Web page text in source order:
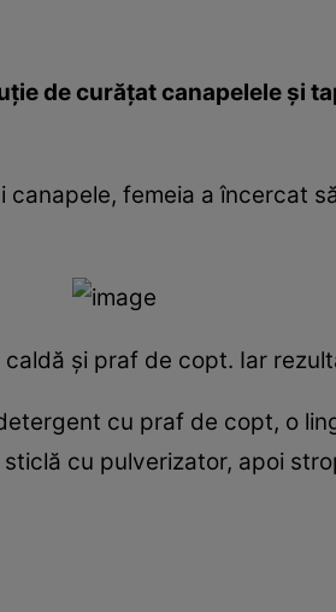
de curăţat canapelele şi
femeia a încercat
şi praf de copt. Iar
cu praf de copt, o
cu pulverizator, apoi